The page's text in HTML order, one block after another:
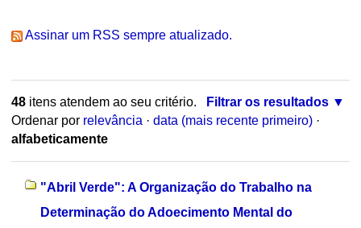
Assinar um RSS sempre atualizado.
48itens atendem ao seu critério.
Filtrar os resultados
Ordenar por relevância · data (mais recente primeiro) ·
alfabeticamente
"Abril Verde": A Organização do Trabalho na
Determinação do Adoecimento Mental do